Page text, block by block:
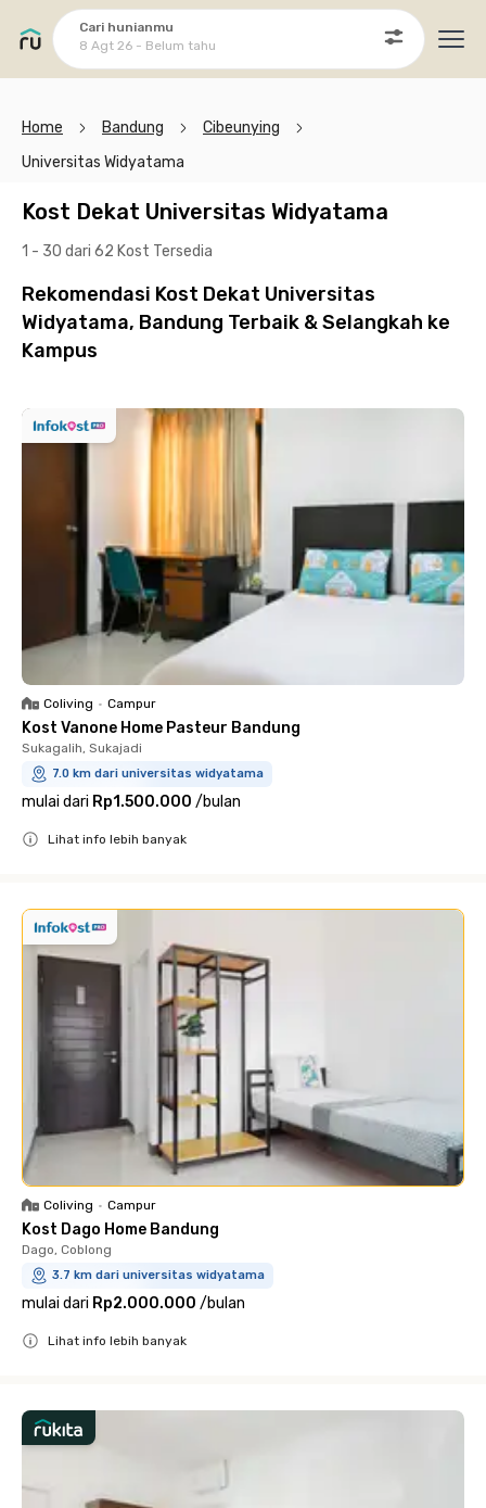
Cari hunianmu
8 Agt 26 - Belum tahu
Home Bandung
Cibeunying
Universitas Widyatama
Kost Dekat Universitas Widyatama
1 - 30 dari 62 Kost Tersedia
Rekomendasi Kost Dekat Universitas
Widyatama, Bandung Terbaik & Selangkah ke
Kampus
Coliving • Campur
Kost Vanone Home Pasteur Bandung
Sukagalih, Sukajadi
7.0 km dari universitas widyatama
mulai dari Rp1.500.000 /bulan
Lihat info lebih banyak
Coliving • Campur
Kost Dago Home Bandung
Dago, Coblong
3.7 km dari universitas widyatama
mulai dari Rp2.000.000 /bulan
Lihat info lebih banyak